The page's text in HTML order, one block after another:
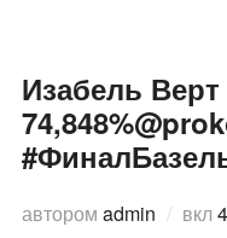
Изабель
автором admin вкл